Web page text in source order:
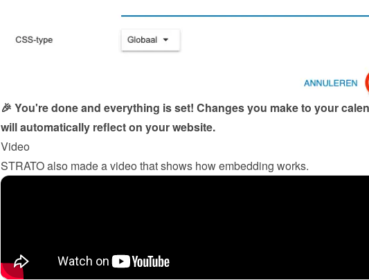
🎉 You're done and everything is set! Changes you make to your
will automatically reflect on your website.
Video
STRATO also made a video that shows how embedding works.